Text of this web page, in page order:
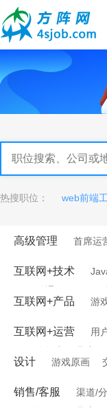
热搜职位： web前端
高级管理 首席运
互联网+技术
互联网+产品 游
互联网+运营 用
设计 游戏原画
销售/客服 渠道/